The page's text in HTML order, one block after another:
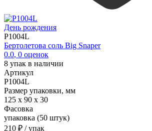
День рождения
P1004L
Бертолетова соль Big Snaper
0.0, 0 оценок
8 упак в наличии
Артикул
P1004L
Размер упаковки, мм
125 х 90 х 30
Фасовка
упаковка (50 штук)
210 ₽ / упак